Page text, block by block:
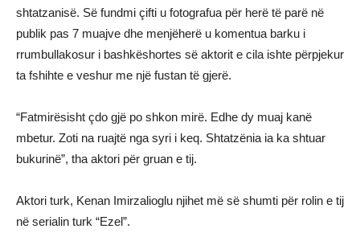
shtatzanisë. Së fundmi çifti u fotografua për herë të parë në
publik pas 7 muajve dhe menjëherë u komentua barku i
rrumbullakosur i bashkëshortes së aktorit e cila ishte përpjekur
ta fshihte e veshur me një fustan të gjerë.
“Fatmirësisht çdo gjë po shkon mirë. Edhe dy muaj kanë
mbetur. Zoti na ruajtë nga syri i keq. Shtatzënia ia ka shtuar
bukurinë”, tha aktori për gruan e tij.
Aktori turk, Kenan Imirzalioglu njihet më së shumti për rolin e tij
në serialin turk “Ezel”.